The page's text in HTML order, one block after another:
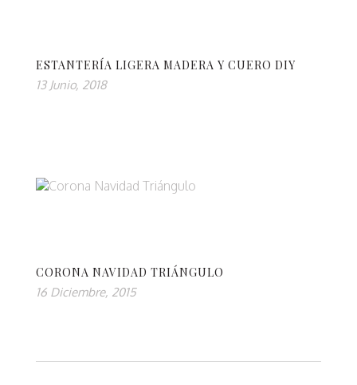
ESTANTERÍA LIGERA MADERA Y CUERO DIY
13 Junio, 2018
CORONA NAVIDAD TRIÁNGULO
16 Diciembre, 2015